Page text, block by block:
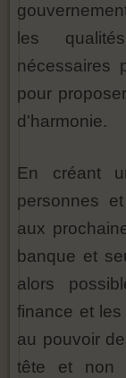
les
nécessaires
pour
d'harmonie.
En créant
personnes
aux
banque et
alors
finance et
au pouvoir
tête et non